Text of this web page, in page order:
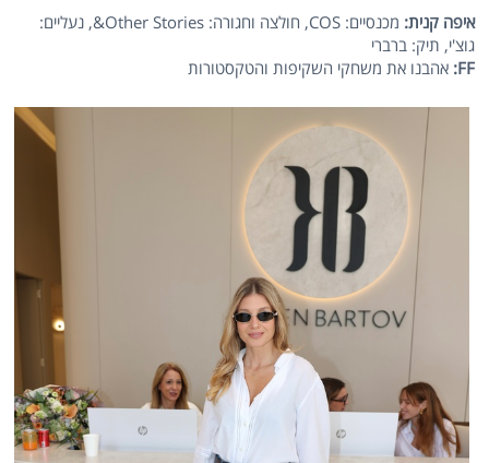
איפה קנית:
מכנסיים: COS, חולצה וחגורה: Other Stories&, נעליים:
גוצ'י, תיק: ברברי
FF
: אהבנו את משחקי השקיפות והטקסטורות